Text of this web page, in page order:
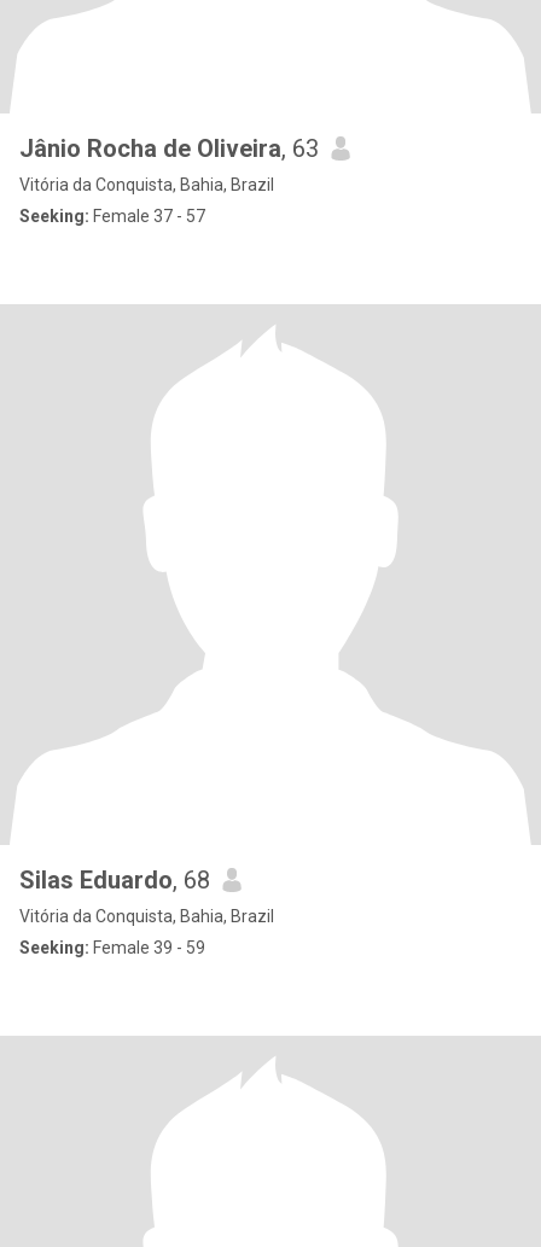
Jânio Rocha de Oliveira, 63
Vitória da Conquista, Bahia, Brazil
Seeking: Female 37 - 57
Silas Eduardo, 68
Vitória da Conquista, Bahia, Brazil
Seeking: Female 39 - 59